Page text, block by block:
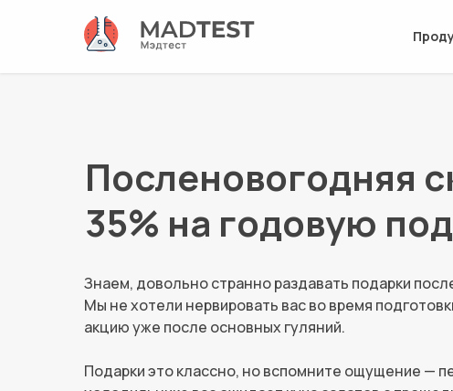
Посленовогодняя
35% на годовую
Знаем, довольно странно раздавать подарки
Мы не хотели нервировать вас во время
акцию уже после основных гуляний.
Подарки это классно, но вспомните ощущение —